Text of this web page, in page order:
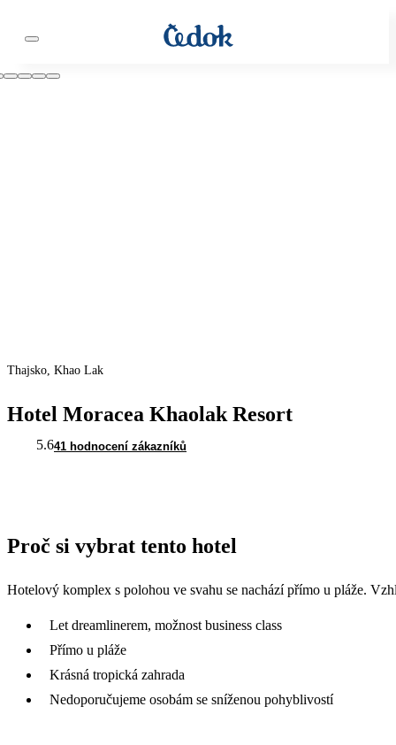
Thajsko, Khao Lak
Hotel Moracea Khaolak Resort
5.641 hodnocení zákazníků
Proč si vybrat tento hotel
Hotelový komplex s polohou ve svahu se nachází přímo u pláže.
Let dreamlinerem, možnost business class
Přímo u pláže
Krásná tropická zahrada
Nedoporučujeme osobám se sníženou pohyblivostí